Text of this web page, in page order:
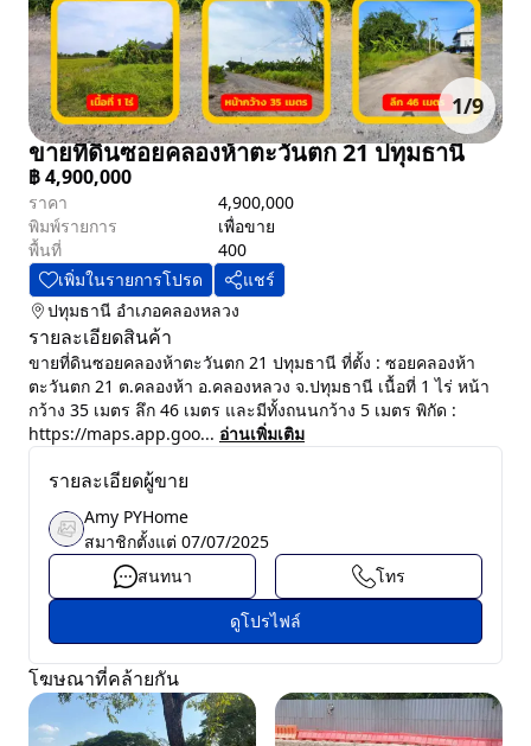
1/9
ขายที่ดินซอยคลองห้าตะวันตก 21 ปทุมธานี
฿4,900,000
ราคา
4,900,000
พิมพ์รายการ
เพื่อขาย
พื้นที่
400
เพิ่มในรายการโปรด
แชร์
ปทุมธานี อำเภอคลองหลวง
รายละเอียดสินค้า
ขายที่ดินซอยคลองห้าตะวันตก 21 ปทุมธานี ที่ตั้ง : ซอยคลองห้า
ตะวันตก 21 ต.คลองห้า อ.คลองหลวง จ.ปทุมธานี เนื้อที่ 1 ไร่ หน้า
กว้าง 35 เมตร ลึก 46 เมตร และมีทั้งถนนกว้าง 5 เมตร พิกัด :
https://maps.app.goo... อ่านเพิ่มเติม
รายละเอียดผู้ขาย
Amy PYHome
สมาชิกตั้งแต่ 07/07/2025
สนทนา
โทร
ดูโปรไฟล์
โฆษณาที่คล้ายกัน